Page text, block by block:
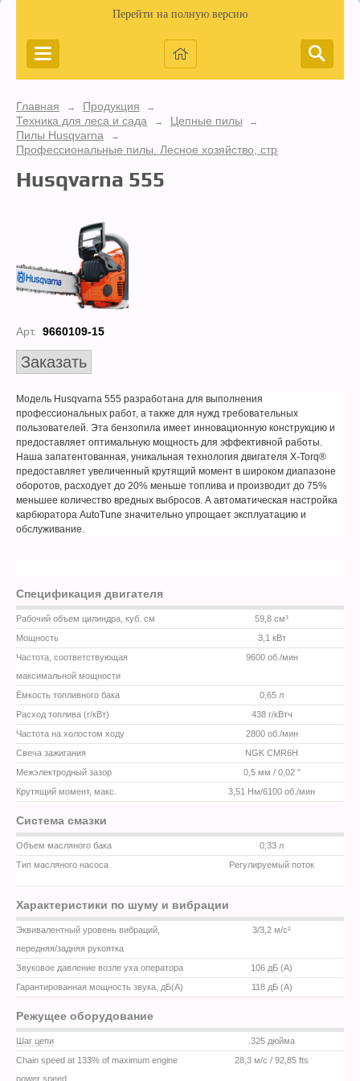
Перейти на полную версию
Главная → Продукция →
Техника для леса и сада → Цепные пилы →
Пилы Husqvarna →
Профессиональные пилы. Лесное хозяйство, строительство
Husqvarna 555
Арт. 9660109-15
Заказать
Модель Husqvarna 555 разработана для выполнения
профессиональных работ, а также для нужд требовательных
пользователей. Эта бензопила имеет инновационную конструкцию и
предоставляет оптимальную мощность для эффективной работы.
Наша запатентованная, уникальная технология двигателя X-Torq®
предоставляет увеличенный крутящий момент в широком диапазоне
оборотов, расходует до 20% меньше топлива и производит до 75%
меньшее количество вредных выбросов. А автоматическая настройка
карбюратора AutoTune значительно упрощает эксплуатацию и
обслуживание.
Спецификация двигателя
Рабочий объем цилиндра, куб. см
59,8 см³
Мощность
3,1 кВт
Частота, соответствующая
максимальной мощности
9600 об./мин
Ёмкость топливного бака
0,65 л
Расход топлива (г/кВт)
438 г/кВтч
Частота на холостом ходу
2800 об./мин
Свеча зажигания
NGK CMR6H
Межэлектродный зазор
0,5 мм / 0,02 "
Крутящий момент, макс.
3,51 Нм/6100 об./мин
Система смазки
Объем масляного бака
0,33 л
Тип масляного насоса
Регулируемый поток
Характеристики по шуму и вибрации
Эквивалентный уровень вибраций,
передняя/задняя рукоятка
3/3,2 м/с²
Звуковое давление возле уха оператора
106 дБ (A)
Гарантированная мощность звука, дБ(А)
118 дБ (A)
Режущее оборудование
Шаг цепи
.325 дюйма
Chain speed at 133% of maximum engine
power speed
28,3 м/с / 92,85 fts